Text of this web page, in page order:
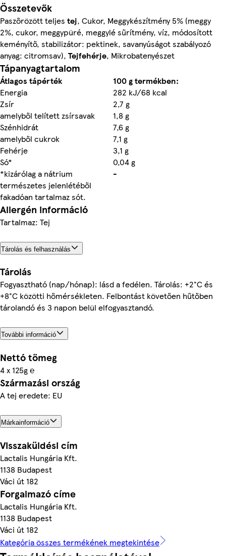
Összetevők
Paszőrözött teljes tej, Cukor, Meggykészítmény 5% (meggy
2%, cukor, meggypüré, meggylé sűrítmény, víz, módosított
keményítő, stabilizátor: pektinek, savanyúságot szabályozó
anyag: citromsav), Tejfehérje, Mikrobatenyészet
Tápanyagtartalom
Átlagos tápérték
100 g termékben:
Energia
282 kJ/68 kcal
Zsír
2,7 g
amelyből telített zsírsavak
1,8 g
Szénhidrát
7,6 g
amelyből cukrok
7,1 g
Fehérje
3,1 g
Só*
0,04 g
*kizárólag a nátrium
természetes jelenlétéből
fakadóan tartalmaz sót.
-
Allergén információ
Tartalmaz: Tej
Tárolás és felhasználás
Tárolás
Fogyasztható (nap/hónap): lásd a fedélen. Tárolás: +2°C és
+8°C közötti hőmérsékleten. Felbontást követően hűtőben
tárolandó és 3 napon belül elfogyasztandó.
További információ
Nettó tömeg
4 x 125g ℮
Származási ország
A tej eredete: EU
Márkainformáció
Visszaküldési cím
Lactalis Hungária Kft.
1138 Budapest
Váci út 182
Forgalmazó címe
Lactalis Hungária Kft.
1138 Budapest
Váci út 182
Kategória összes termékének megtekintése